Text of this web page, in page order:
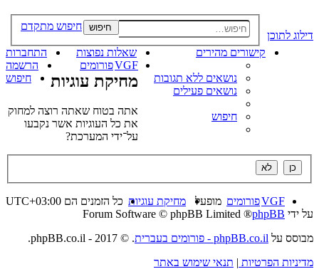
דילוג לתוכן
חיפוש חיפוש מתקדם
קישורים מהירים
נושאים ללא תגובות
נושאים פעילים
חיפוש
שאלות נפוצות
התחברות
הרשמה
VGFפורומים
חיפוש
מחיקת עוגיות
אתה בטוח שאתה רוצה למחוק
את כל העוגיות אשר נקבעו
על־ידי המערכת?
VGFפורומים כל הזמנים הם UTC+03:00 מחיקת עוגיות
מופעל
על ידי phpBB
® Forum Software © phpBB Limited
מבוסס על phpBB.co.il - פורומים בעברית
. © 2017 - phpBB.co.il.
מדיניות הפרטיות | תנאי שימוש באתר